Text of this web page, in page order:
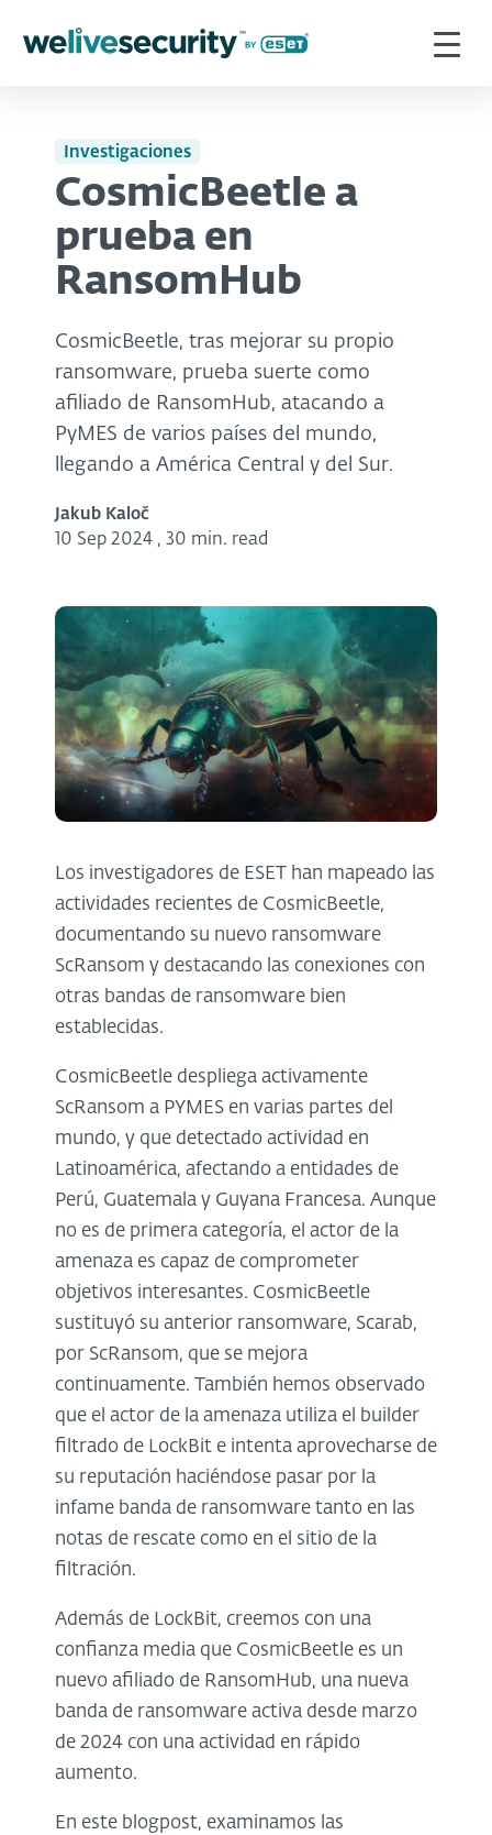
Investigaciones
CosmicBeetle a
prueba en
RansomHub
CosmicBeetle, tras mejorar su propio
ransomware, prueba suerte como
afiliado de RansomHub, atacando a
PyMES de varios países del mundo,
llegando a América Central y del Sur.
Jakub Kaloč
10 Sep 2024 , 30 min. read
Los investigadores de ESET han mapeado las
actividades recientes de CosmicBeetle,
documentando su nuevo ransomware
ScRansom y destacando las conexiones con
otras bandas de ransomware bien
establecidas.
CosmicBeetle despliega activamente
ScRansom a PYMES en varias partes del
mundo, y que detectado actividad en
Latinoamérica, afectando a entidades de
Perú, Guatemala y Guyana Francesa. Aunque
no es de primera categoría, el actor de la
amenaza es capaz de comprometer
objetivos interesantes. CosmicBeetle
sustituyó su anterior ransomware, Scarab,
por ScRansom, que se mejora
continuamente. También hemos observado
que el actor de la amenaza utiliza el builder
filtrado de LockBit e intenta aprovecharse de
su reputación haciéndose pasar por la
infame banda de ransomware tanto en las
notas de rescate como en el sitio de la
filtración.
Además de LockBit, creemos con una
confianza media que CosmicBeetle es un
nuevo afiliado de RansomHub, una nueva
banda de ransomware activa desde marzo
de 2024 con una actividad en rápido
aumento.
En este blogpost, examinamos las